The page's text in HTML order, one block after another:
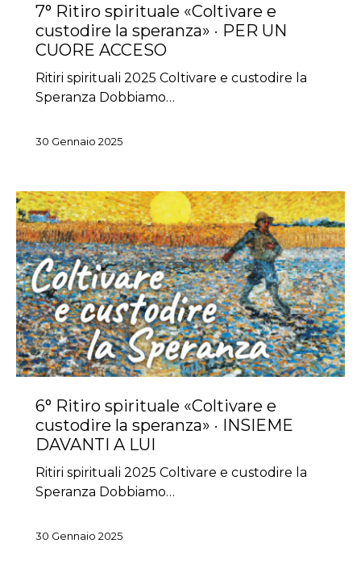
7° Ritiro spirituale «Coltivare e
custodire la speranza» · PER UN
CUORE ACCESO
Ritiri spirituali 2025 Coltivare e custodire la
Speranza Dobbiamo…
30 Gennaio 2025
6° Ritiro spirituale «Coltivare e
custodire la speranza» · INSIEME
DAVANTI A LUI
Ritiri spirituali 2025 Coltivare e custodire la
Speranza Dobbiamo…
30 Gennaio 2025